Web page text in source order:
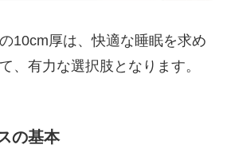
10cm厚は、快適な睡眠を求め
、有力な選択肢となります。
の基本